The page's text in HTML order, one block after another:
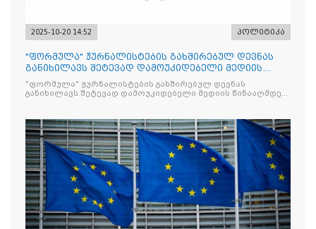
2025-10-20 14:52 პოლიტიკა
"ფორმულა" ჟურნალისტების გახშირებულ დევნას
განიხილავს შეტევად დამოუკიდებელი მედიის
წინააღმდ
"ფორმულა" ჟურნალისტების გახშირებულ დევნას
განიხილავს შეტევად დამოუკიდებელი მედიის წინააღმდეგ,